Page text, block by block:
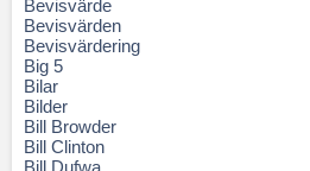
Bevisvärde
Bevisvärden
Bevisvärdering
Big 5
Bilar
Bilder
Bill Browder
Bill Clinton
Bill Dufwa